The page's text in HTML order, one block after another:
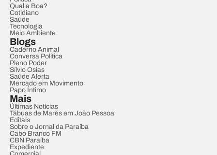
Qual a Boa?
Cotidiano
Saúde
Tecnologia
Meio Ambiente
Blogs
Caderno Animal
Conversa Política
Pleno Poder
Sílvio Osias
Saúde Alerta
Mercado em Movimento
Papo Íntimo
Mais
Últimas Notícias
Tábuas de Marés em João Pessoa
Editais
Sobre o Jornal da Paraíba
Cabo Branco FM
CBN Paraíba
Expediente